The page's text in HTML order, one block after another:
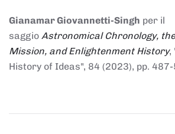
Gianamar Giovannetti-Singh per il
saggio Astronomical Chronology,
Mission, and Enlightenment History,
History of Ideas", 84 (2023), pp.